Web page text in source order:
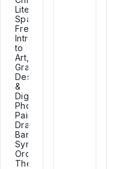
Literature,
Spanish,
French,
Introduction
to
Art,
Graphic
Design
&
Digital
Photography,
Painting,
Drawing,
Band,
Symphony,
Orchestra,
Theatre